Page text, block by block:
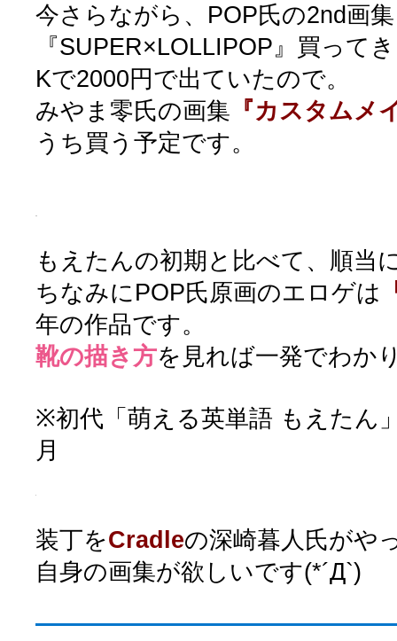
今さらながら、POP氏の2nd画集
『SUPER×LOLLIPOP』買って
Kで2000円で出ていたので。
みやま零氏の画集 『カスタムメ
うち買う予定です。
もえたんの初期と比べて、順当
ちなみにPOP氏原画のエロゲは
年の作品です。
靴の描き方を見れば一発でわか
※初代「萌える英単語 もえたん
月
装丁をCradleの深崎暮人氏がや
自身の画集が欲しいです(*´Д`)